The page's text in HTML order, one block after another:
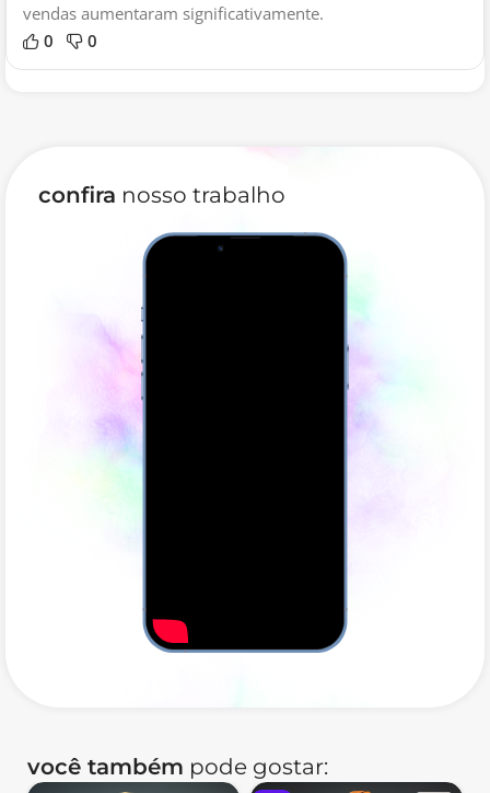
vendas aumentaram significativamente.
0
0
confira nosso trabalho
você também pode gostar: